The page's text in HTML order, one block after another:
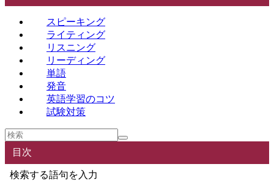
スピーキング
ライティング
リスニング
リーディング
単語
発音
英語学習のコツ
試験対策
目次
検索する語句を入力